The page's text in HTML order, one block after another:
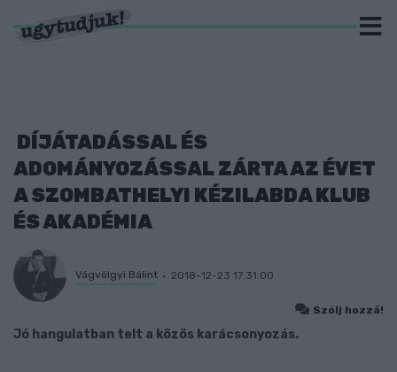
DÍJÁTADÁSSAL ÉS
ADOMÁNYOZÁSSAL ZÁRTA AZ ÉVET
A SZOMBATHELYI KÉZILABDA KLUB
ÉS AKADÉMIA
Vágvölgyi Bálint 2018-12-23 17:31:00
Szólj hozzá!
Jó hangulatban telt a közös karácsonyozás.